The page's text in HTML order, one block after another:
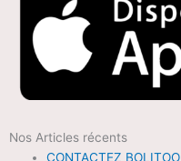
Nos Articles récents
CONTACTEZ BOLITOO